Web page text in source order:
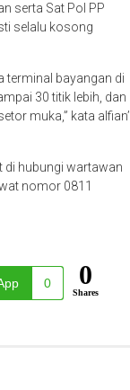
serta Sat Pol PP
selalu kosong
terminal bayangan di
30 titik lebih, dan
muka,” kata alfian’
di hubungi wartawan
nomor 0811
0 0
Shares